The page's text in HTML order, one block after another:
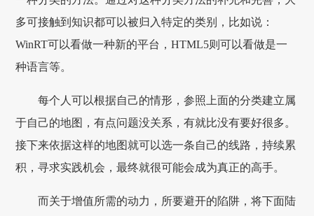
多可接触到知识都可以被归入特定的类别，比如说：
WinRT可以看做一种新的平台，HTML5则可以看做是一
种语言等。
每个人可以根据自己的情形，参照上面的分类建立属
于自己的地图，有点问题没关系，有就比没有要好很多。
接下来依据这样的地图就可以选一条自己的线路，持续累
积，寻求实践机会，最终就很可能会成为真正的高手。
而关于增值所需的动力，所要避开的陷阱，将下面陆